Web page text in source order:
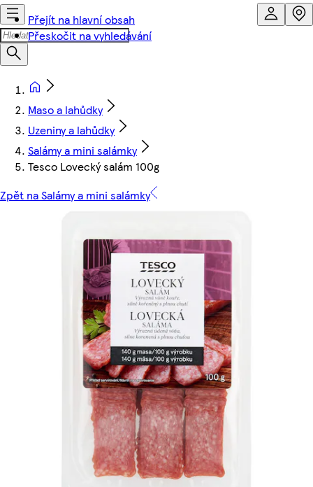
Přejít na hlavní obsah
Přeskočit na vyhledávání
Maso a lahůdky
Uzeniny a lahůdky
Salámy a mini salámky
Tesco Lovecký salám 100g
Zpět na Salámy a mini salámky